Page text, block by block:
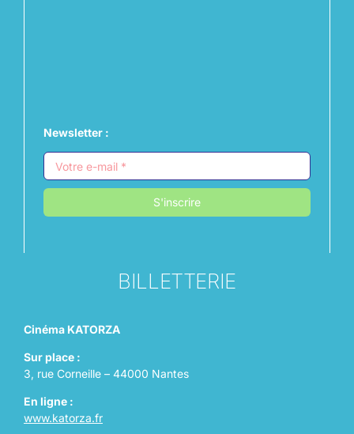
Newsletter :
S'inscrire
BILLETTERIE
Cinéma KATORZA
Sur place :
3, rue Corneille – 44000 Nantes
En ligne :
www.katorza.fr